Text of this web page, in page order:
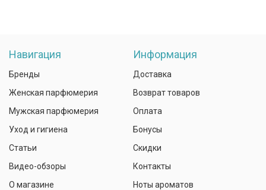
Навигация
Бренды
Женская парфюмерия
Мужская парфюмерия
Уход и гигиена
Статьи
Видео-обзоры
О магазине
Информация
Доставка
Возврат товаров
Оплата
Бонусы
Скидки
Контакты
Ноты ароматов